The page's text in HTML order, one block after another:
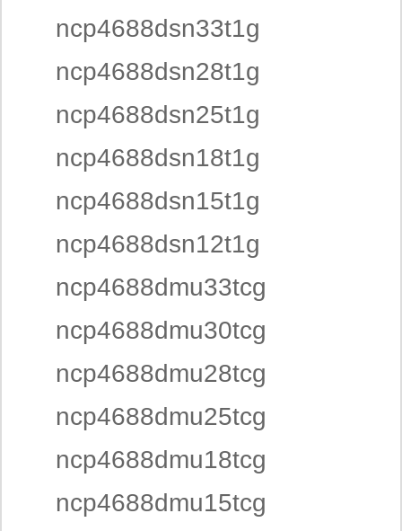
ncp4688dsn33t1g
ncp4688dsn28t1g
ncp4688dsn25t1g
ncp4688dsn18t1g
ncp4688dsn15t1g
ncp4688dsn12t1g
ncp4688dmu33tcg
ncp4688dmu30tcg
ncp4688dmu28tcg
ncp4688dmu25tcg
ncp4688dmu18tcg
ncp4688dmu15tcg